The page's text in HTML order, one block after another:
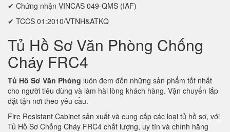
✔ Chứng nhận VINCAS 049-QMS (IAF)
✔ TCCS 01:2010/VTNH&ATKQ
Tủ Hồ Sơ Văn Phòng Chống
Cháy FRC4
Tủ Hồ Sơ Văn Phòng luôn đem đến những sản phẩm tốt nhất
cho người tiêu dùng và làm hài lòng khách hàng. Vận chuyển lắp
đặt tận nơi theo yêu cầu.
Fire Resistant Cabinet sản xuất và cung cấp các loại tủ hồ sơ, với
Tủ Hồ Sơ Chống Cháy FRC4 chất lượng, uy tín và chính hãng